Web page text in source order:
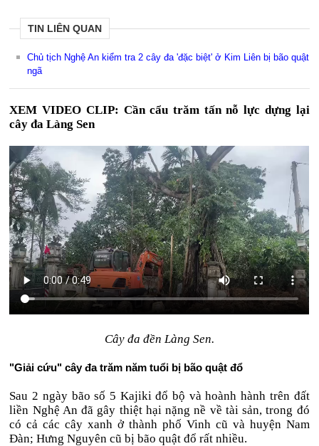
TIN LIÊN QUAN
Chủ tịch Nghệ An kiểm tra 2 cây đa 'đặc biệt' ở Kim Liên bị bão quật
ngã
XEM VIDEO CLIP: Cần cẩu trăm tấn nỗ lực dựng lại
cây đa Làng Sen
Cây đa đền Làng Sen.
"Giải cứu" cây đa trăm năm tuổi bị bão quật đổ
Sau 2 ngày bão số 5 Kajiki đổ bộ và hoành hành trên đất
liền Nghệ An đã gây thiệt hại nặng nề về tài sản, trong đó
có cả các cây xanh ở thành phố Vinh cũ và huyện Nam
Đàn; Hưng Nguyên cũ bị bão quật đổ rất nhiều.